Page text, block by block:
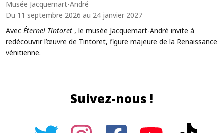
Musée Jacquemart-André
Du 11 septembre 2026 au 24 janvier 2027
Avec Éternel Tintoret , le musée Jacquemart-André invite à
redécouvrir l’œuvre de Tintoret, figure majeure de la Renaissance
vénitienne.
Suivez-nous !